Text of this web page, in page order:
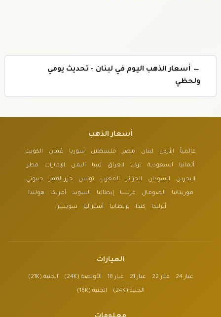
← أسعار الذهب اليوم في لبنان - تحديث يومي
ولحظي
أسعار الذهب
عالمياً الأردن لبنان مصر فلسطين سوريا عُمان الكويت
ألمانيا السعودية تركيا العراق ليبيا اليمن الإمارات قطر
البحرين السودان الجزائر المغرب تونس جزر القمر جيبوتي
موريتانيا الصومال فرنسا إيطاليا السويد أمريكا هولندا
أيرلندا كندا بريطانيا أستراليا سويسرا
العيارات
عيار 24 عيار 22 عيار 21 عيار 18 الأونصة (24K) الجنية (21K)
الجنية (24K) الجنية (18K)